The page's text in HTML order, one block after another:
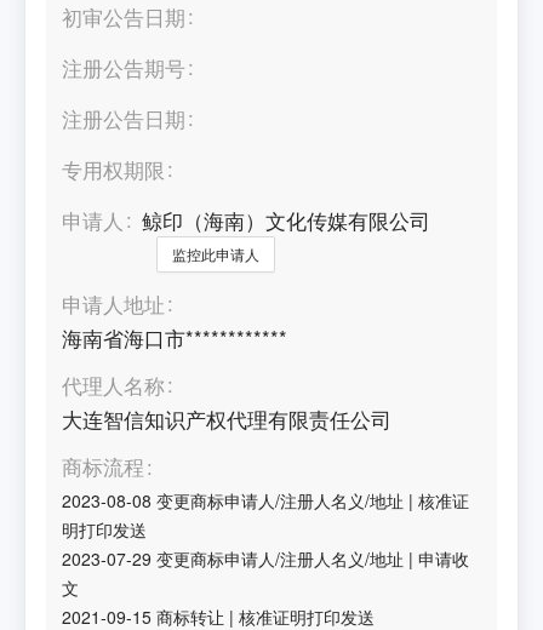
初审公告日期
注册公告期号
注册公告日期
专用权期限
申请人
鲸印（海南）文化传媒有限公司
监控此申请人
申请人地址
海南省海口市************
代理人名称
大连智信知识产权代理有限责任公司
商标流程
2023-08-08 变更商标申请人/注册人名义/地址 |核准证
明打印发送
2023-07-29 变更商标申请人/注册人名义/地址 |申请收
文
2021-09-15 商标转让 |核准证明打印发送